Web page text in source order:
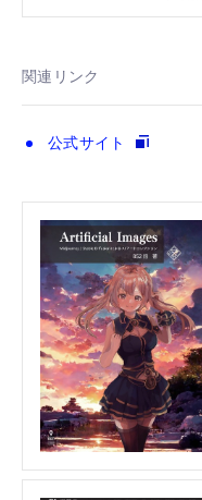
関連リンク
公式サイト